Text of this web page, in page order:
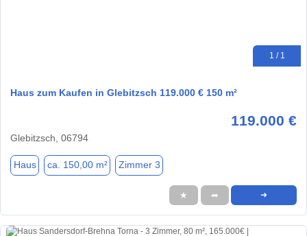
1 / 1
Haus zum Kaufen in Glebitzsch 119.000 € 150 m²
119.000 €
Glebitzsch, 06794
Haus ca. 150,00 m² Zimmer 3
★ ➦ ➜